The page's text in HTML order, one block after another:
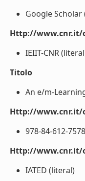
Google Scholar
Http://www.cnr.it/
IEIIT-CNR
Titolo
An e/m-
Http://www.cnr.it/
978-84-612-
Http://www.cnr.it/
IATED (literal)